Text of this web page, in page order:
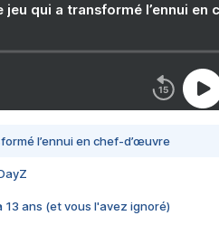
jeu qui a transformé l’ennui en
l’ennui en chef-d’œuvre
13 ans (et vous l'avez ignoré)